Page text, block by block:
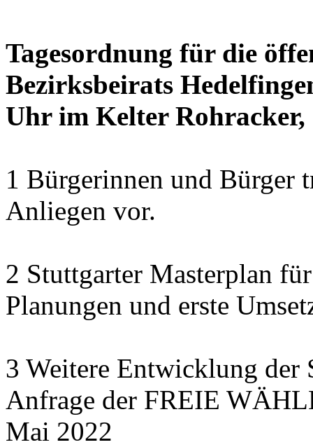
Tagesordnung für die
Bezirksbeirats
Uhr im Kelter Rohracker,
1 Bürgerinnen und Bürger
Anliegen vor.
2 Stuttgarter Masterplan
Planungen und erste
3 Weitere Entwicklung der
Anfrage der FREIE
Mai 2022